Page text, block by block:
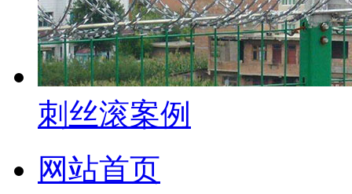
刺丝滚案例
网站首页